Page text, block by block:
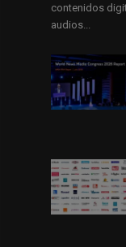
contenidos
audios...